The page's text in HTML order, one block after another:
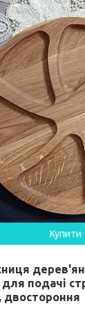
Купити
подачі
двостороння